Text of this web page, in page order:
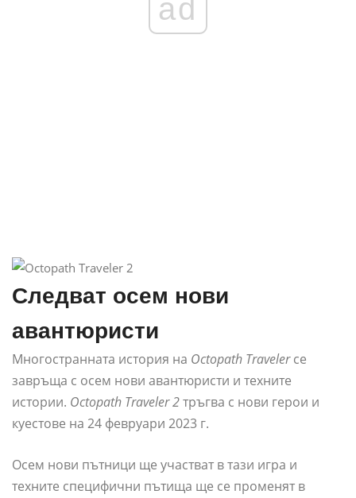
ad
Следват осем нови
авантюристи
Многостранната история на Octopath Travelerсе
завръща с осем нови авантюристи и техните
истории. Octopath Traveler 2тръгва с нови герои и
куестове на 24 февруари 2023 г.
Осем нови пътници ще участват в тази игра и
техните специфични пътища ще се променят в